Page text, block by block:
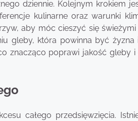
dziennie. Kolejnym krokiem
kulinarne oraz warunki
aby móc cieszyć się
gleby, która powinna być żyzna
znacząco poprawi jakość gleby i
całego przedsięwzięcia.